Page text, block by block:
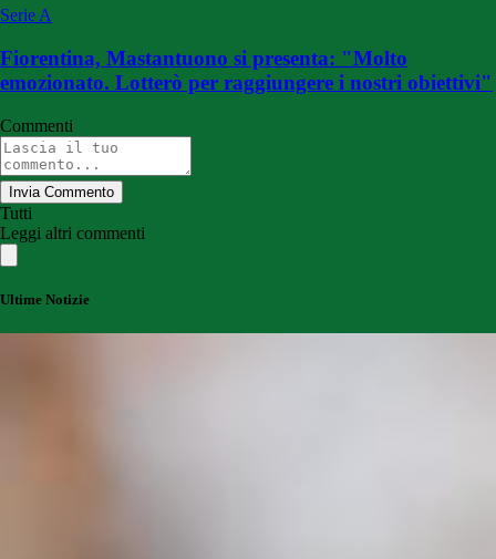
Serie A
Fiorentina, Mastantuono si presenta: "Molto
emozionato. Lotterò per raggiungere i nostri obiettivi"
Commenti
Invia Commento
Tutti
Leggi altri commenti
Ultime Notizie